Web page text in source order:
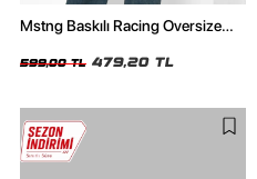
Mstng Baskılı Racing Oversize
599,00 TL 479,20 TL